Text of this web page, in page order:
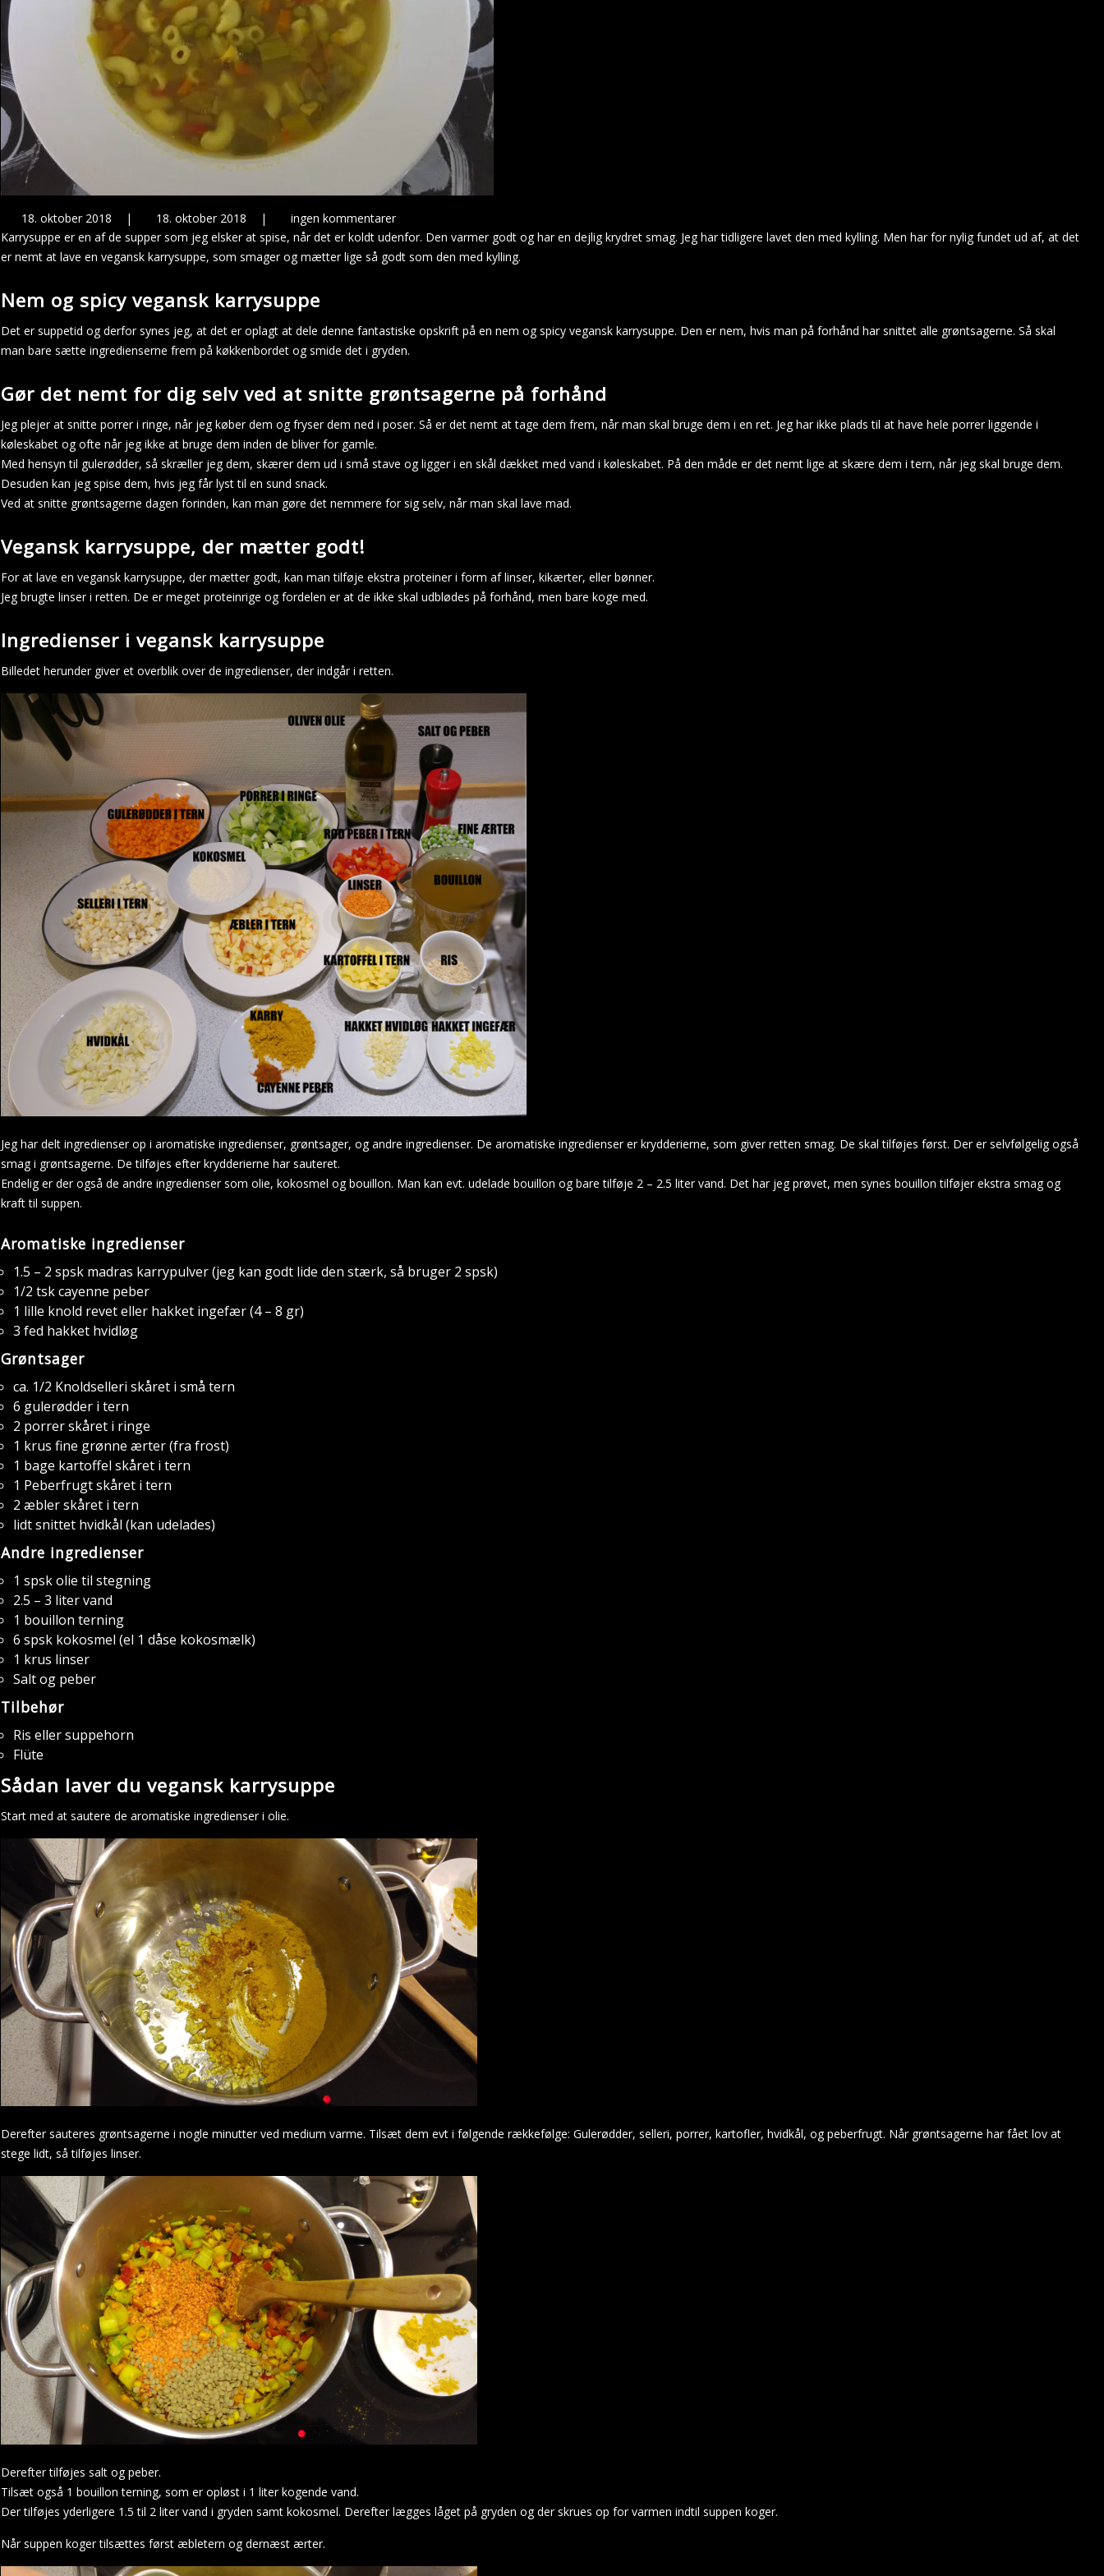
18. oktober 2018 | 18. oktober 2018 |
ingen kommentarer
Karrysuppe er en af de supper som jeg elsker at spise, når det er koldt udenfor. Den varmer godt og har en dejlig krydret smag. Jeg har tidligere lavet den med kylling. Men har for nylig fundet ud af, at det
er nemt at lave en vegansk karrysuppe, som smager og mætter lige så godt som den med kylling.
Nem og spicy vegansk karrysuppe
Det er suppetid og derfor synes jeg, at det er oplagt at dele denne fantastiske opskrift på en nem og spicy vegansk karrysuppe. Den er nem, hvis man på forhånd har snittet alle grøntsagerne. Så skal
man bare sætte ingredienserne frem på køkkenbordet og smide det i gryden.
Gør det nemt for dig selv ved at snitte grøntsagerne på forhånd
Jeg plejer at snitte porrer i ringe, når jeg køber dem og fryser dem ned i poser. Så er det nemt at tage dem frem, når man skal bruge dem i en ret. Jeg har ikke plads til at have hele porrer liggende i
køleskabet og ofte når jeg ikke at bruge dem inden de bliver for gamle.
Med hensyn til gulerødder, så skræller jeg dem, skærer dem ud i små stave og ligger i en skål dækket med vand i køleskabet. På den måde er det nemt lige at skære dem i tern, når jeg skal bruge dem.
Desuden kan jeg spise dem, hvis jeg får lyst til en sund snack.
Ved at snitte grøntsagerne dagen forinden, kan man gøre det nemmere for sig selv, når man skal lave mad.
Vegansk karrysuppe, der mætter godt!
For at lave en vegansk karrysuppe, der mætter godt, kan man tilføje ekstra proteiner i form af linser, kikærter, eller bønner.
Jeg brugte linser i retten. De er meget proteinrige og fordelen er at de ikke skal udblødes på forhånd, men bare koge med.
Ingredienser i vegansk karrysuppe
Billedet herunder giver et overblik over de ingredienser, der indgår i retten.
Jeg har delt ingredienser op i aromatiske ingredienser, grøntsager, og andre ingredienser. De aromatiske ingredienser er krydderierne, som giver retten smag. De skal tilføjes først. Der er selvfølgelig også
smag i grøntsagerne. De tilføjes efter krydderierne har sauteret.
Endelig er der også de andre ingredienser som olie, kokosmel og bouillon. Man kan evt. udelade bouillon og bare tilføje 2 – 2.5 liter vand. Det har jeg prøvet, men synes bouillon tilføjer ekstra smag og
kraft til suppen.
Aromatiske ingredienser
1.5 – 2 spsk madras karrypulver (jeg kan godt lide den stærk, så bruger 2 spsk)
1/2 tsk cayenne peber
1 lille knold revet eller hakket ingefær (4 – 8 gr)
3 fed hakket hvidløg
Grøntsager
ca. 1/2 Knoldselleri skåret i små tern
6 gulerødder i tern
2 porrer skåret i ringe
1 krus fine grønne ærter (fra frost)
1 bage kartoffel skåret i tern
1 Peberfrugt skåret i tern
2 æbler skåret i tern
lidt snittet hvidkål (kan udelades)
Andre ingredienser
1 spsk olie til stegning
2.5 – 3 liter vand
1 bouillon terning
6 spsk kokosmel (el 1 dåse kokosmælk)
1 krus linser
Salt og peber
Tilbehør
Ris eller suppehorn
Flüte
Sådan laver du vegansk karrysuppe
Start med at sautere de aromatiske ingredienser i olie.
Derefter sauteres grøntsagerne i nogle minutter ved medium varme. Tilsæt dem evt i følgende rækkefølge: Gulerødder, selleri, porrer, kartofler, hvidkål, og peberfrugt. Når grøntsagerne har fået lov at
stege lidt, så tilføjes linser.
Derefter tilføjes salt og peber.
Tilsæt også 1 bouillon terning, som er opløst i 1 liter kogende vand.
Der tilføjes yderligere 1.5 til 2 liter vand i gryden samt kokosmel. Derefter lægges låget på gryden og der skrues op for varmen indtil suppen koger.
Når suppen koger tilsættes først æbletern og dernæst ærter.